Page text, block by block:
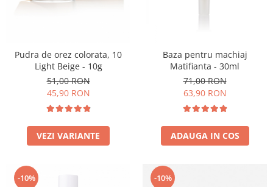
Pudra de orez colorata, 10
Light Beige - 10g
51,00 RON
45,90 RON
VEZI VARIANTE
Baza pentru machiaj
Matifianta - 30ml
71,00 RON
63,90 RON
ADAUGA IN COS
-10% -10%